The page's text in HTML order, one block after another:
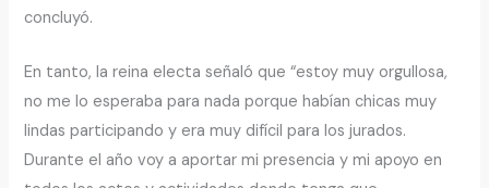
concluyó.
En tanto, la reina electa señaló que “estoy muy orgullosa,
no me lo esperaba para nada porque habían chicas muy
lindas participando y era muy difícil para los jurados.
Durante el año voy a aportar mi presencia y mi apoyo en